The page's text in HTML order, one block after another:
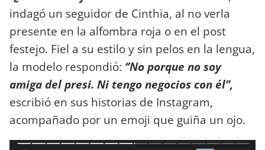
indagó un seguidor de Cinthia, al no verla
presente en la alfombra roja o en el post
festejo. Fiel a su estilo y sin pelos en la lengua,
la modelo respondió: ‘’No porque no soy
amiga del presi. Ni tengo negocios con él’’,
escribió en sus historias de Instagram,
acompañado por un emoji que guiña un ojo.